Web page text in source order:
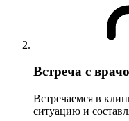
Встреча с
Встречаемся в
ситуацию и